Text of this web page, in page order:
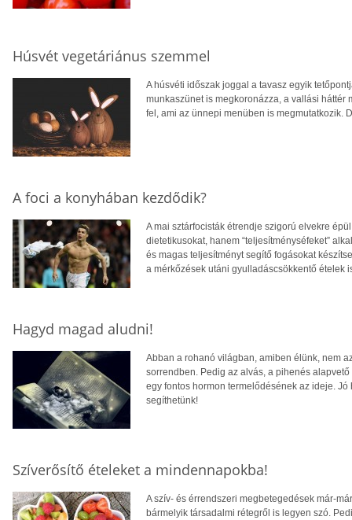
Húsvét vegetáriánus szemmel
A húsvéti időszak joggal a tavasz egyik
munkaszünet is megkoronázza, a vallási háttér
fel, ami az ünnepi menüben is megmutatkozik.
A foci a konyhában kezdődik?
A mai sztárfocisták étrendje szigorú elvekre
dietetikusokat, hanem “teljesítményséfeket”
és magas teljesítményt segítő fogásokat
a mérkőzések utáni gyulladáscsökkentő ételek
Hagyd magad aludni!
Abban a rohanó világban, amiben élünk, nem
sorrendben. Pedig az alvás, a pihenés
egy fontos hormon termelődésének az ideje.
segíthetünk!
Szíverősítő ételeket a mindennapokba!
A szív- és érrendszeri megbetegedések már-
bármelyik társadalmi rétegről is legyen szó.